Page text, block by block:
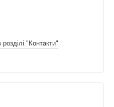
розділі "Контакти"